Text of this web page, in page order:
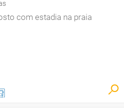
com estadia na praia